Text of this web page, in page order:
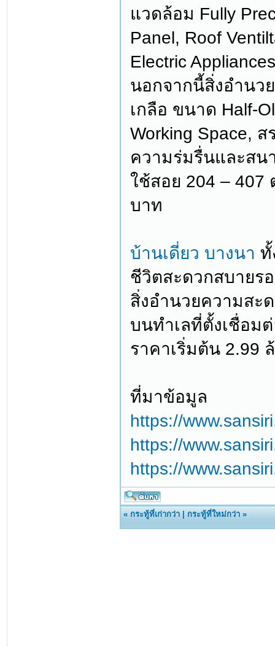
แวดล้อม Fully
Panel, Roof
Electric
นอกจากนี้สิ่งอำนว
เกลือ ขนาด Half-
Working Space,
ความร่มรื่นและสน
ใช้สอย 204 – 407
บาท
บ้านเดี่ยว บางนา ทั้
ชีวิตสะดวกสบายร
สิ่งอำนวยความสะ
บนทำเลที่ตั้งเชื่อม
ราคาเริ่มต้น 2.99
ที่มาข้อมูล
https://
https://
https://
«กระทู้ที่เก่ากว่า |กระทู้ที่ใหม่กว่า »